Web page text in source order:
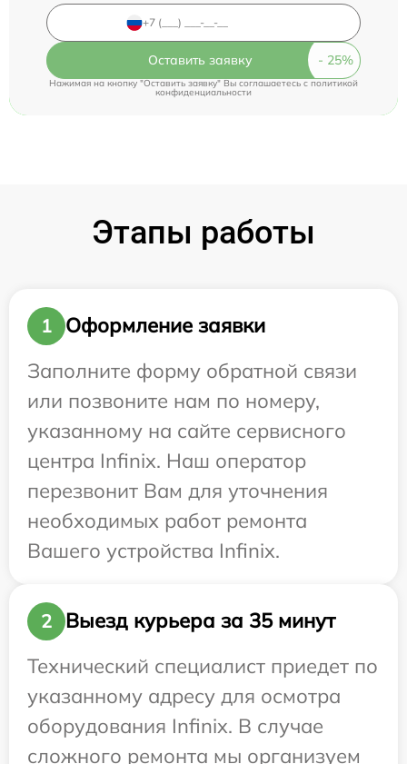
Оставить заявку
Нажимая на кнопку "Оставить заявку" Вы соглашаетесь cполитикой
конфиденциальности
Этапы работы
1
Оформление заявки
Заполните форму обратной связи
или позвоните нам по номеру,
указанному на сайте сервисного
центра Infinix. Наш оператор
перезвонит Вам для уточнения
необходимых работ ремонта
Вашего устройства Infinix.
2
Выезд курьера за 35 минут
Технический специалист приедет по
указанному адресу для осмотра
оборудования Infinix. В случае
сложного ремонта мы организуем